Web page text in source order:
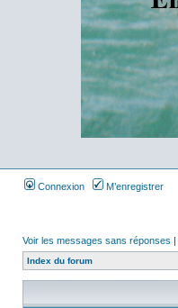
Connexion M’enregistrer
Voir les messages sans réponses |
Index du forum